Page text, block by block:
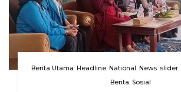
Berita Utama Headline National News slider
Berita Sosial